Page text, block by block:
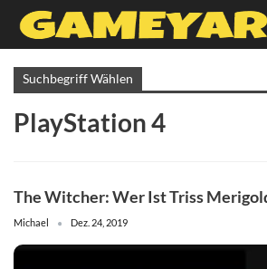
Suchbegriff Wählen
PlayStation 4
The Witcher: Wer Ist Triss
Michael Dez. 24, 2019